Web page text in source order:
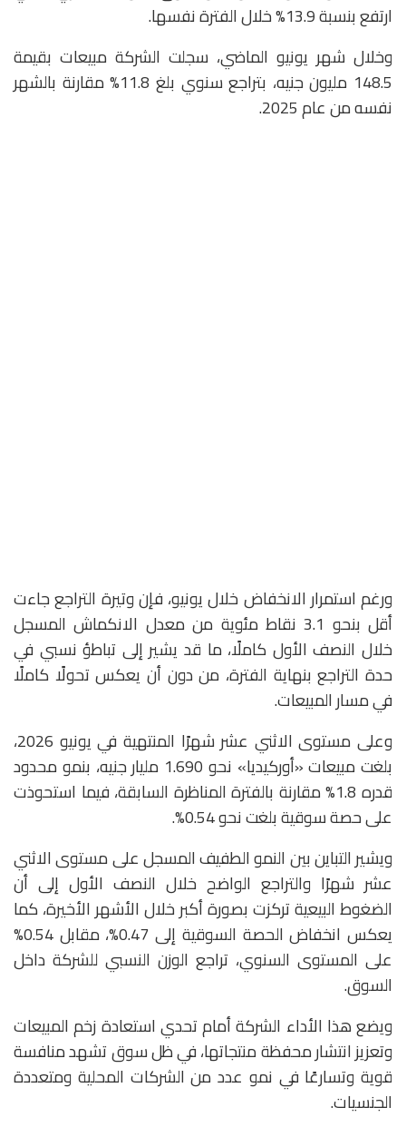
ارتفع بنسبة 13.9% خلال الفترة نفسها.
وخلال شهر يونيو الماضي، سجلت الشركة مبيعات بقيمة
148.5 مليون جنيه، بتراجع سنوي بلغ 11.8% مقارنة بالشهر
نفسه من عام 2025.
ورغم استمرار الانخفاض خلال يونيو، فإن وتيرة التراجع جاءت
أقل بنحو 3.1 نقاط مئوية من معدل الانكماش المسجل
خلال النصف الأول كاملًا، ما قد يشير إلى تباطؤ نسبي في
حدة التراجع بنهاية الفترة، من دون أن يعكس تحولًا كاملًا
في مسار المبيعات.
وعلى مستوى الاثني عشر شهرًا المنتهية في يونيو 2026،
بلغت مبيعات «أوركيديا» نحو 1.690 مليار جنيه، بنمو محدود
قدره 1.8% مقارنة بالفترة المناظرة السابقة، فيما استحوذت
على حصة سوقية بلغت نحو 0.54%.
ويشير التباين بين النمو الطفيف المسجل على مستوى الاثني
عشر شهرًا والتراجع الواضح خلال النصف الأول إلى أن
الضغوط البيعية تركزت بصورة أكبر خلال الأشهر الأخيرة، كما
يعكس انخفاض الحصة السوقية إلى 0.47%، مقابل 0.54%
على المستوى السنوي، تراجع الوزن النسبي للشركة داخل
السوق.
ويضع هذا الأداء الشركة أمام تحدي استعادة زخم المبيعات
وتعزيز انتشار محفظة منتجاتها، في ظل سوق تشهد منافسة
قوية وتسارعًا في نمو عدد من الشركات المحلية ومتعددة
الجنسيات.